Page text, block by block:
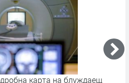
през 2029 г., но крие